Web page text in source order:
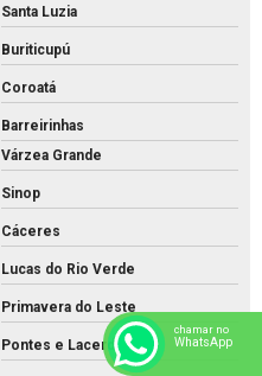
Santa Luzia
Buriticupú
Coroatá
Barreirinhas
Várzea Grande
Sinop
Cáceres
Lucas do Rio Verde
Primavera do Leste
Pontes e Lacerda
chamar no
WhatsApp